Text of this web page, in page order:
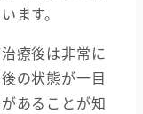
ます。
療後は非常に
の状態が一目
あることが知